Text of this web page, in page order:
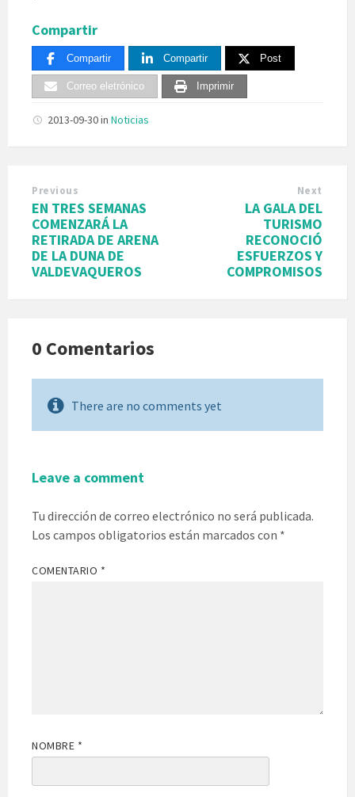
Compartir
Compartir Compartir Post
Correo eletrónico Imprimir
2013-09-30in Noticias
Previous
EN TRES SEMANAS
COMENZARÁ LA
RETIRADA DE ARENA
DE LA DUNA DE
VALDEVAQUEROS
Next
LA GALA DEL
TURISMO
RECONOCIÓ
ESFUERZOS Y
COMPROMISOS
0 Comentarios
There are no comments yet
Leave a comment
Tu dirección de correo electrónico no será publicada.
Los campos obligatorios están marcados con *
COMENTARIO *
NOMBRE *